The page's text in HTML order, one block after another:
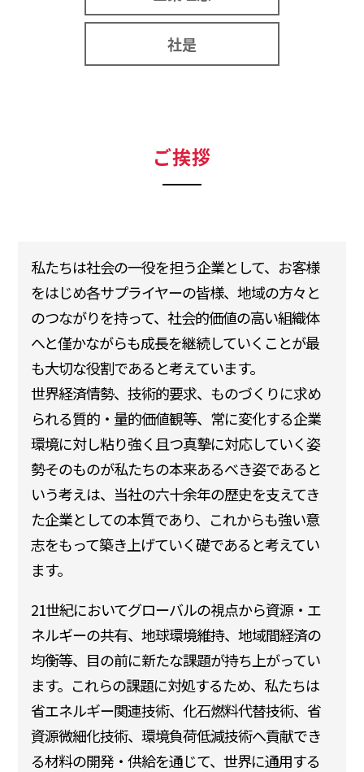
社是
ご挨拶
私たちは社会の一役を担う企業として、お客様
をはじめ各サプライヤーの皆様、地域の方々と
のつながりを持って、社会的価値の高い組織体
へと僅かながらも成長を継続していくことが最
も大切な役割であると考えています。
世界経済情勢、技術的要求、ものづくりに求め
られる質的・量的価値観等、常に変化する企業
環境に対し粘り強く且つ真摯に対応していく姿
勢そのものが私たちの本来あるべき姿であると
いう考えは、当社の六十余年の歴史を支えてき
た企業としての本質であり、これからも強い意
志をもって築き上げていく礎であると考えてい
ます。
21世紀においてグローバルの視点から資源・エ
ネルギーの共有、地球環境維持、地域間経済の
均衡等、目の前に新たな課題が持ち上がってい
ます。これらの課題に対処するため、私たちは
省エネルギー関連技術、化石燃料代替技術、省
資源微細化技術、環境負荷低減技術へ貢献でき
る材料の開発・供給を通じて、世界に通用する